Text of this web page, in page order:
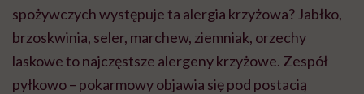
spożywczych występuje ta alergia krzyżowa? Jabłko,
brzoskwinia, seler, marchew, ziemniak, orzechy
laskowe to najczęstsze alergeny krzyżowe. Zespół
pyłkowo – pokarmowy objawia się pod postacią